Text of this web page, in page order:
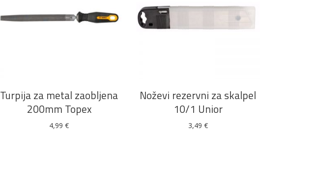
Turpija za metal zaobljena
200mm Topex
4,99€
Noževi rezervni za skalpel
10/1 Unior
3,49 €